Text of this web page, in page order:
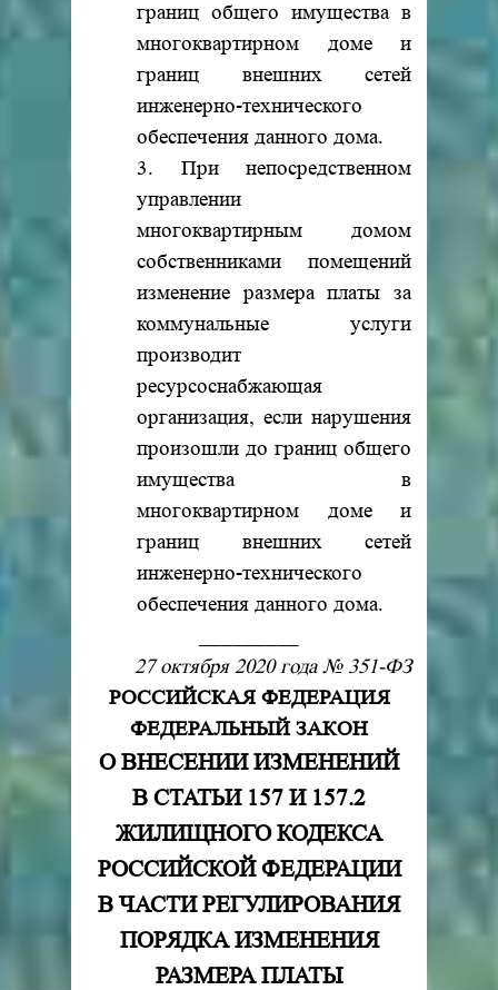
границ общего имущества в
многоквартирном доме и
границ внешних сетей
инженерно-технического
обеспечения данного дома.
3. При непосредственном
управлении
многоквартирным домом
собственниками помещений
изменение размера платы за
коммунальные услуги
производит
ресурсоснабжающая
организация, если нарушения
произошли до границ общего
имущества в
многоквартирном доме и
границ внешних сетей
инженерно-технического
обеспечения данного дома.
27 октября 2020 года № 351-ФЗ
РОССИЙСКАЯ ФЕДЕРАЦИЯ
ФЕДЕРАЛЬНЫЙ ЗАКОН
О ВНЕСЕНИИ ИЗМЕНЕНИЙ
В СТАТЬИ 157 И 157.2
ЖИЛИЩНОГО КОДЕКСА
РОССИЙСКОЙ ФЕДЕРАЦИИ
В ЧАСТИ РЕГУЛИРОВАНИЯ
ПОРЯДКА ИЗМЕНЕНИЯ
РАЗМЕРА ПЛАТЫ